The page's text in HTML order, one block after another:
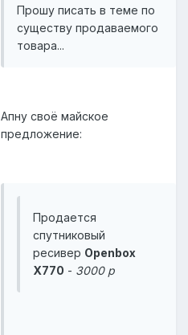
Прошу писать в теме по
существу продаваемого
товара...
Апну своё майское
предложение:
Продается
cпутниковый
ресивер Openbox
X770 - 3000 р